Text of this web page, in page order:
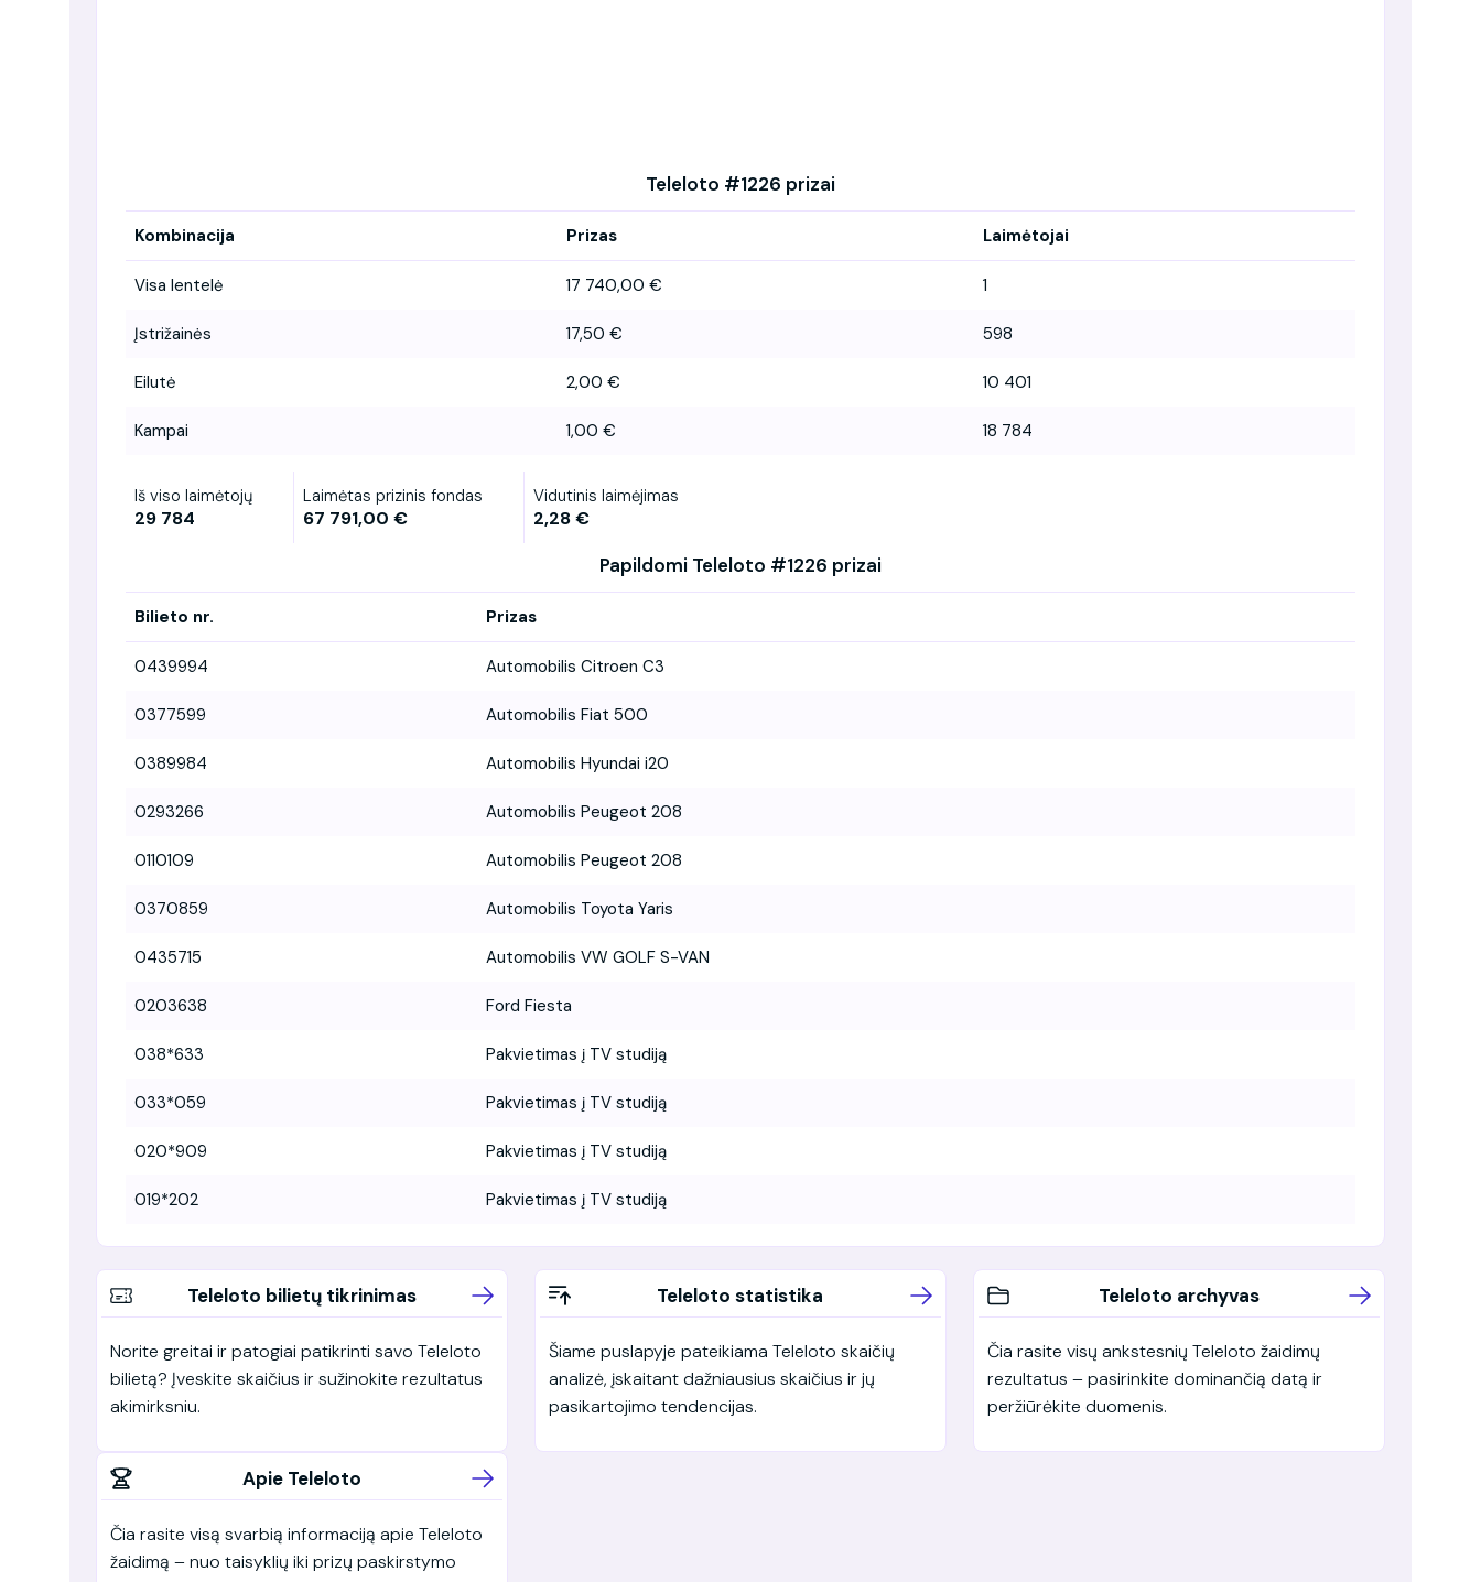
Teleloto #1226 prizai
Kombinacija Prizas Laimėtojai
Visa lentelė 17 740,00 € 1
Įstrižainės 17,50 € 598
Eilutė 2,00 € 10 401
Kampai 1,00 € 18 784
Iš viso laimėtojų
29 784
Laimėtas prizinis fondas
67 791,00 €
Vidutinis laimėjimas
2,28 €
Papildomi Teleloto #1226 prizai
Bilieto nr. Prizas
0439994 Automobilis Citroen C3
0377599 Automobilis Fiat 500
0389984 Automobilis Hyundai i20
0293266 Automobilis Peugeot 208
0110109 Automobilis Peugeot 208
0370859 Automobilis Toyota Yaris
0435715 Automobilis VW GOLF S-VAN
0203638 Ford Fiesta
038*633 Pakvietimas į TV studiją
033*059 Pakvietimas į TV studiją
020*909 Pakvietimas į TV studiją
019*202 Pakvietimas į TV studiją
Teleloto bilietų tikrinimas
Norite greitai ir patogiai patikrinti savo Teleloto
bilietą? Įveskite skaičius ir sužinokite rezultatus
akimirksniu.
Teleloto statistika
Šiame puslapyje pateikiama Teleloto skaičių
analizė, įskaitant dažniausius skaičius ir jų
pasikartojimo tendencijas.
Teleloto archyvas
Čia rasite visų ankstesnių Teleloto žaidimų
rezultatus – pasirinkite dominančią datą ir
peržiūrėkite duomenis.
Apie Teleloto
Čia rasite visą svarbią informaciją apie Teleloto
žaidimą – nuo taisyklių iki prizų paskirstymo